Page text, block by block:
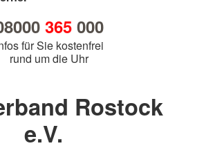
365000
für Sie kostenfrei
rund um die Uhr
Rostock
e.V.